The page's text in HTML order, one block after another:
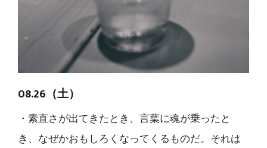
08.26（土）
・素直さが出てきたとき、言葉に魂が乗ったと
き、なぜかおもしろくなってくるものだ。それは